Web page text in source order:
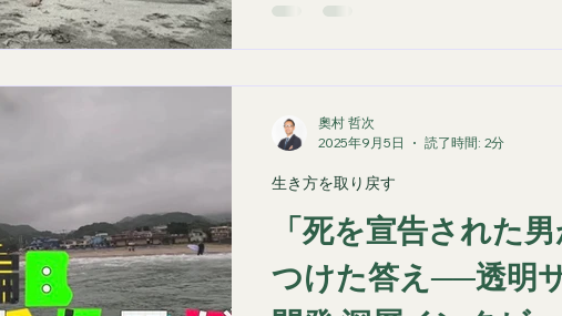
が人と海を動かす理由を語る。 9/
「死を宣告された
つけた答え──透明
生き方を取り戻す
奧村 哲次
2025年9月5日
読了時間: 2分